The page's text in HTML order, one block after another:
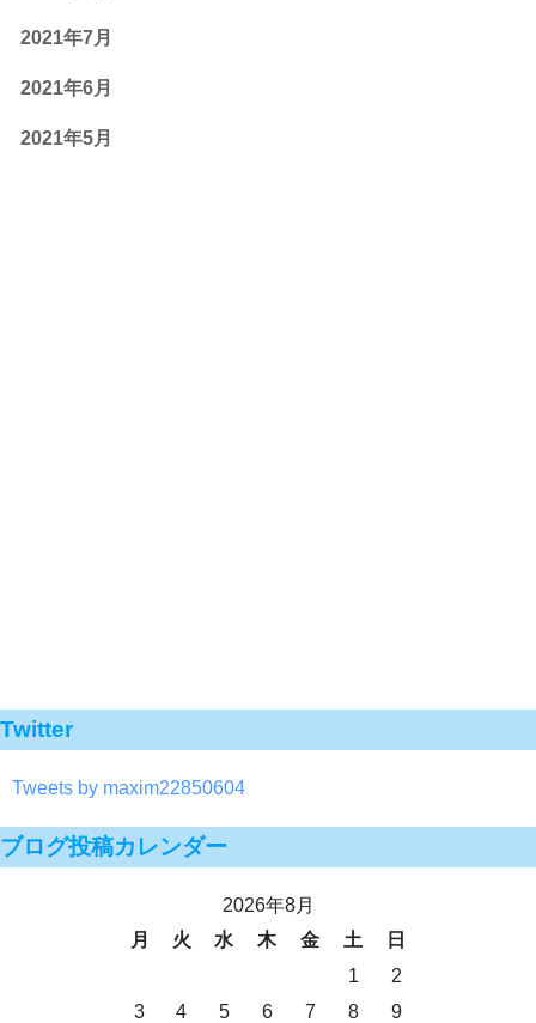
2021年7月
2021年6月
2021年5月
Twitter
Tweets by maxim22850604
ブログ投稿カレンダー
2026年8月
月
火 水 木 金 土
日
1
2
3
4 5 6 7 8
9